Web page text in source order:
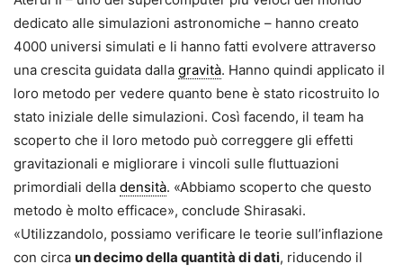
dedicato alle simulazioni astronomiche – hanno creato
4000 universi simulati e li hanno fatti evolvere attraverso
una crescita guidata dalla gravità. Hanno quindi applicato il
loro metodo per vedere quanto bene è stato ricostruito lo
stato iniziale delle simulazioni. Così facendo, il team ha
scoperto che il loro metodo può correggere gli effetti
gravitazionali e migliorare i vincoli sulle fluttuazioni
primordiali della densità. «Abbiamo scoperto che questo
metodo è molto efficace», conclude Shirasaki.
«Utilizzandolo, possiamo verificare le teorie sull’inflazione
con circa un decimo della quantità di dati, riducendo il